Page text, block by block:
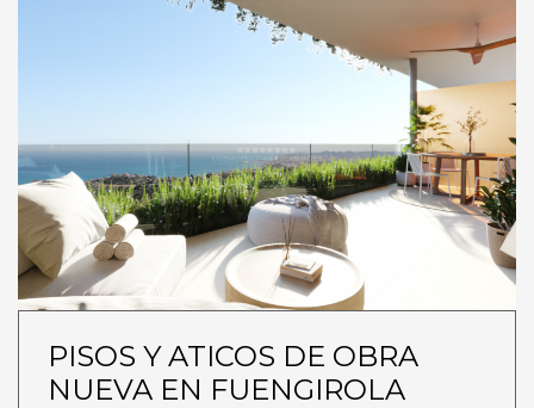
PISOS Y ATICOS DE OBRA
NUEVA EN FUENGIROLA